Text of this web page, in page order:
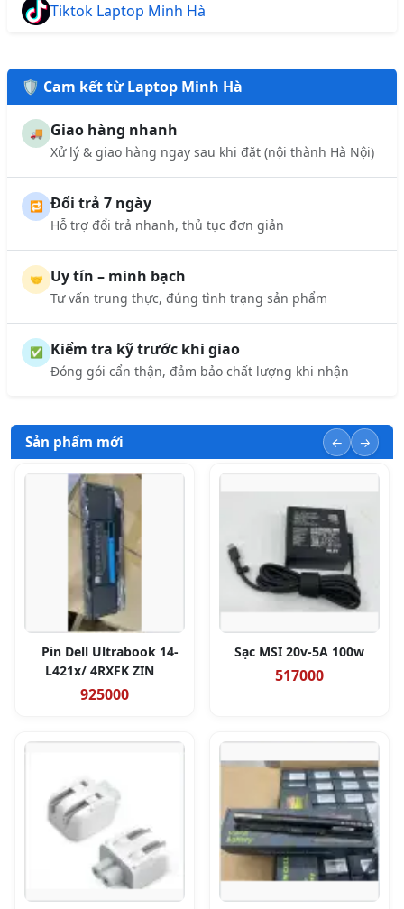
Tiktok Laptop Minh Hà
🛡️ Cam kết từ Laptop Minh Hà
🚚 Giao hàng nhanh
Xử lý & giao hàng ngay sau khi đặt (nội thành Hà Nội)
🔁 Đổi trả 7 ngày
Hỗ trợ đổi trả nhanh, thủ tục đơn giản
🤝 Uy tín – minh bạch
Tư vấn trung thực, đúng tình trạng sản phẩm
✅ Kiểm tra kỹ trước khi giao
Đóng gói cẩn thận, đảm bảo chất lượng khi nhận
Sản phẩm mới
Pin Dell Ultrabook 14-
L421x/ 4RXFK ZIN
925000
Sạc MSI 20v-5A 100w
517000